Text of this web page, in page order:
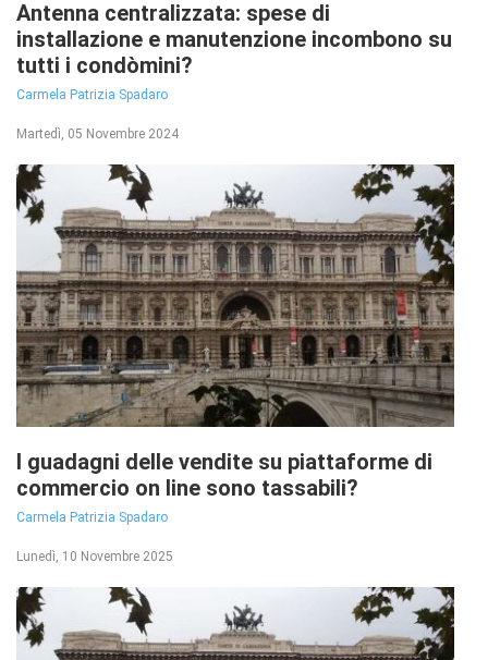
Antenna centralizzata: spese di
installazione e manutenzione incombono su
tutti i condòmini?
Carmela Patrizia Spadaro
Martedì, 05 Novembre 2024
I guadagni delle vendite su piattaforme di
commercio on line sono tassabili?
Carmela Patrizia Spadaro
Lunedì, 10 Novembre 2025